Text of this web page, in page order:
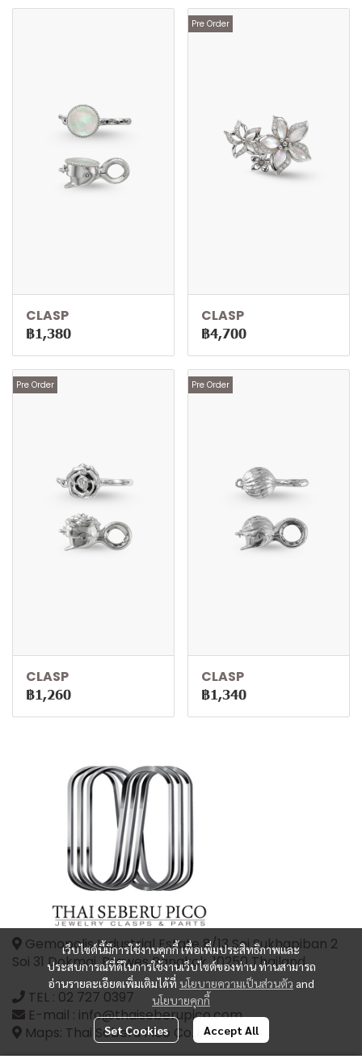
CLASP
฿1,380
Pre Order
CLASP
฿4,700
Pre Order
CLASP
฿1,260
Pre Order
CLASP
฿1,340
เว็บไซต์นี้มีการใช้งานคุกกี้ เพื่อเพิ่มประสิทธิภาพและ
ประสบการณ์ที่ดีในการใช้งานเว็บไซต์ของท่าน ท่านสามารถ
อ่านรายละเอียดเพิ่มเติมได้ที่ นโยบายความเป็นส่วนตัว and
นโยบายคุกกี้
Set Cookies Accept All
Gemopolis Industrial Estate 8/13 Soi Sukhapiban 2
Soi 31 Dokmai, Prawes Bangkok, 10250 Thailand
TEL : 02 727 0397
E-mail : info@thaiseberupico.com
Maps: Thai Seberu Pico Co.,Ltd.